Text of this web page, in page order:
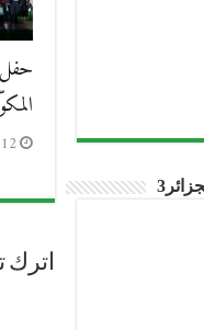
حفل
12 يوليو 2026
اترك